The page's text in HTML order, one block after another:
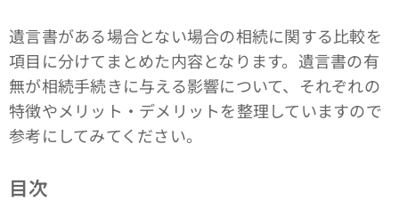
遺言書がある場合とない場合の相続に関する比較を
項目に分けてまとめた内容となります。遺言書の有
無が相続手続きに与える影響について、それぞれの
特徴やメリット・デメリットを整理していますので
参考にしてみてください。
目次